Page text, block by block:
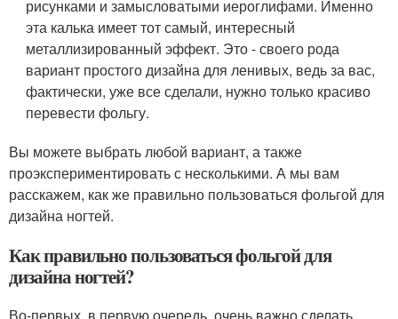
рисунками и замысловатыми иероглифами. Именно
эта калька имеет тот самый, интересный
металлизированный эффект. Это - своего рода
вариант простого дизайна для ленивых, ведь за вас,
фактически, уже все сделали, нужно только красиво
перевести фольгу.
Вы можете выбрать любой вариант, а также
проэкспериментировать с несколькими. А мы вам
расскажем, как же правильно пользоваться фольгой для
дизайна ногтей.
Как правильно пользоваться фольгой для
дизайна ногтей?